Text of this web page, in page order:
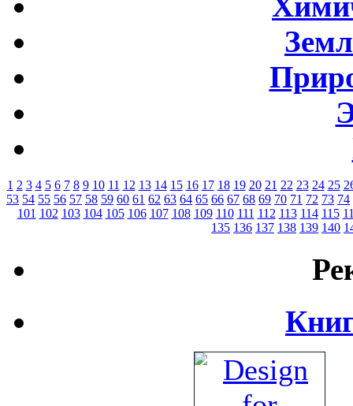
1 2 3 4 5 6 7 8 9 10 11 12 13 14 15 16 17 18 19 20 21 22 23 24 25
53 54 55 56 57 58 59 60 61 62 63 64 65 66 67 68 69 70 71 72 73 74
101 102 103 104 105 106 107 108 109 110 111 112 113 114 115
135 136 137 138 139 140